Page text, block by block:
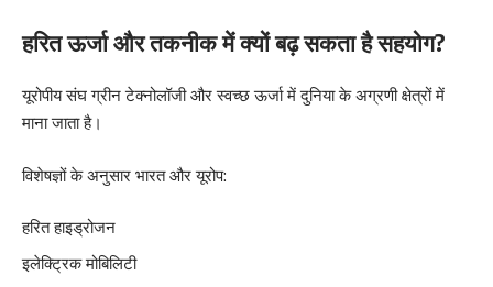
हरित ऊर्जा और तकनीक में क्यों बढ़ सकता है सहयोग?
यूरोपीय संघ ग्रीन टेक्नोलॉजी और स्वच्छ ऊर्जा में दुनिया के अग्रणी क्षेत्रों में
माना जाता है।
विशेषज्ञों के अनुसार भारत और यूरोप:
हरित हाइड्रोजन
इलेक्ट्रिक मोबिलिटी